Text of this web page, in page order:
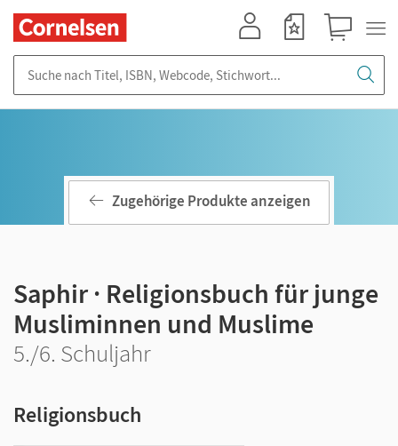
Zugehörige Produkte anzeigen
Saphir · Religionsbuch für junge
Musliminnen und Muslime
5./6. Schuljahr
Religionsbuch